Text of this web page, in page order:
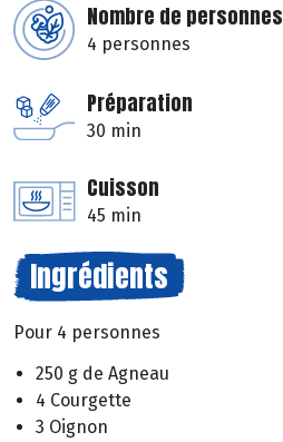
Nombre de personnes
4 personnes
Préparation
30 min
Cuisson
45 min
Ingrédients
Pour 4 personnes
250 g de Agneau
4 Courgette
3 Oignon